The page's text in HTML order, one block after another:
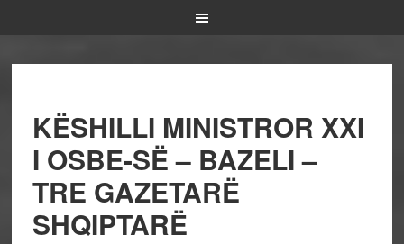
KËSHILLI MINISTROR XXI
I OSBE-SË – BAZELI –
TRE GAZETARË
SHQIPTARË